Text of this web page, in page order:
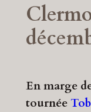
En marge
tournée